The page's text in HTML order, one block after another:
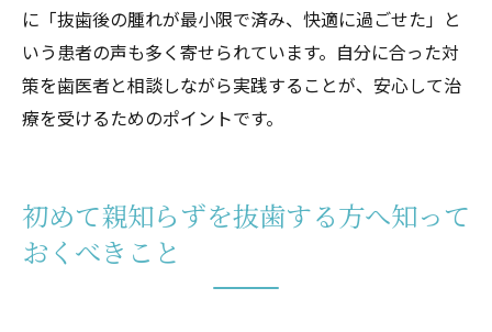
に「抜歯後の腫れが最小限で済み、快適に過ごせた」と
いう患者の声も多く寄せられています。自分に合った対
策を歯医者と相談しながら実践することが、安心して治
療を受けるためのポイントです。
初めて親知らずを抜歯する方へ知って
おくべきこと